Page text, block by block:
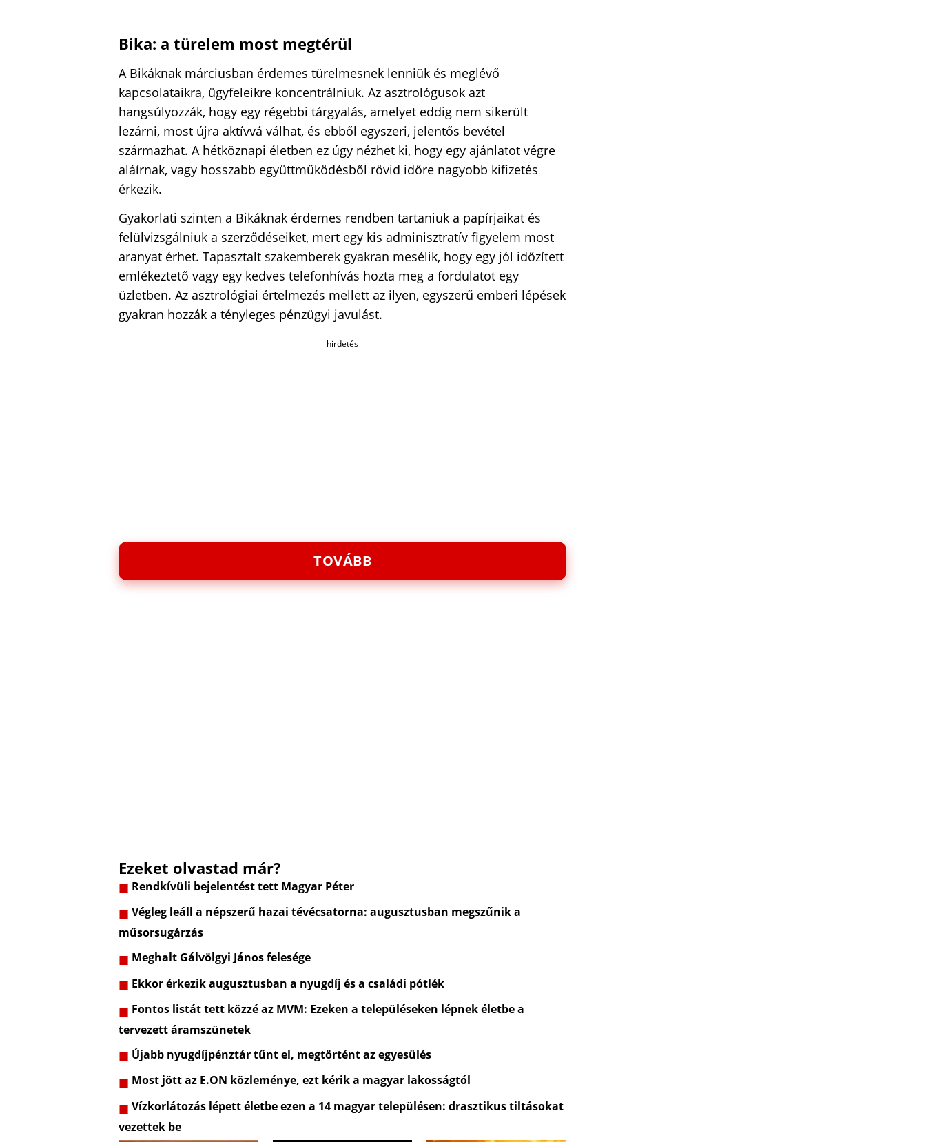
Bika: a türelem most megtérül
A Bikáknak márciusban érdemes türelmesnek lenniük és meglévő
kapcsolataikra, ügyfeleikre koncentrálniuk. Az asztrológusok azt
hangsúlyozzák, hogy egy régebbi tárgyalás, amelyet eddig nem sikerült
lezárni, most újra aktívvá válhat, és ebből egyszeri, jelentős bevétel
származhat. A hétköznapi életben ez úgy nézhet ki, hogy egy ajánlatot végre
aláírnak, vagy hosszabb együttműködésből rövid időre nagyobb kifizetés
érkezik.
Gyakorlati szinten a Bikáknak érdemes rendben tartaniuk a papírjaikat és
felülvizsgálniuk a szerződéseiket, mert egy kis adminisztratív figyelem most
aranyat érhet. Tapasztalt szakemberek gyakran mesélik, hogy egy jól időzített
emlékeztető vagy egy kedves telefonhívás hozta meg a fordulatot egy
üzletben. Az asztrológiai értelmezés mellett az ilyen, egyszerű emberi lépések
gyakran hozzák a tényleges pénzügyi javulást.
hirdetés
TOVÁBB
Ezeket olvastad már?
Rendkívüli bejelentést tett Magyar Péter
Végleg leáll a népszerű hazai tévécsatorna: augusztusban megszűnik a
műsorsugárzás
Meghalt Gálvölgyi János felesége
Ekkor érkezik augusztusban a nyugdíj és a családi pótlék
Fontos listát tett közzé az MVM: Ezeken a településeken lépnek életbe a
tervezett áramszünetek
Újabb nyugdíjpénztár tűnt el, megtörtént az egyesülés
Most jött az E.ON közleménye, ezt kérik a magyar lakosságtól
Vízkorlátozás lépett életbe ezen a 14 magyar településen: drasztikus tiltásokat
vezettek be